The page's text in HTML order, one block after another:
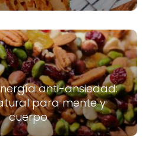
anti-ansiedad:
para mente y
cuerpo